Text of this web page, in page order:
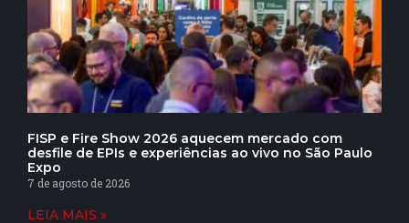
FISP e Fire Show 2026 aquecem mercado com
desfile de EPIs e experiências ao vivo no São Paulo
Expo
7 de agosto de 2026
LEIA MAIS »